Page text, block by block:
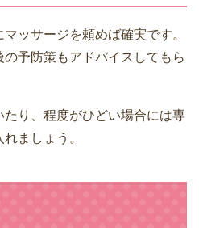
ッサージを頼めば確実です。
予防策もアドバイスしてもら
り、程度がひどい場合には専
ましょう。